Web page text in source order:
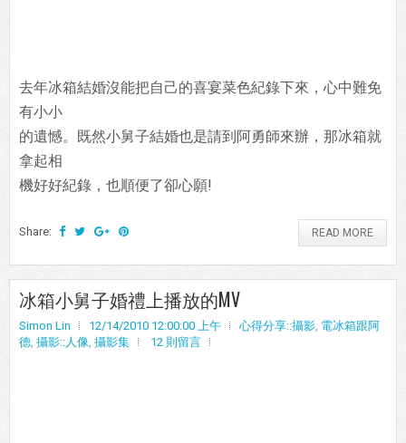
去年冰箱結婚沒能把自己的喜宴菜色紀錄下來，心中難免
有小小
的遺憾。既然小舅子結婚也是請到阿勇師來辦，那冰箱就
拿起相
機好好紀錄，也順便了卻心願!
Share: READ MORE
冰箱小舅子婚禮上播放的MV
Simon Lin 12/14/2010 12:00:00 上午 心得分享::攝影, 電冰箱跟阿
德, 攝影::人像, 攝影集 12 則留言